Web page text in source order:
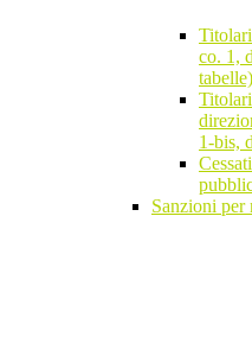
co. 1,
tabelle)
1-bis,
Sanzioni per